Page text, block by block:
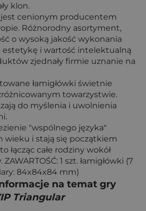
klon.
jest cenionym producentem
Różnorodny asortyment,
o wysoką jakość wykonania
estetykę i wartość intelektualną
zjednały firmie uznanie na
łamigłówki świetnie
towarzystwie.
do myślenia i uwolnienia
"wspólnego języka"
wieku i stają się początkiem
łącząc całe rodziny wokół
1 szt. łamigłówki (7
84x84x84 mm)
na temat gry
Triangular